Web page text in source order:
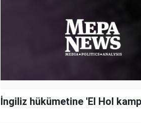
İngiliz hükümetine 'El Hol